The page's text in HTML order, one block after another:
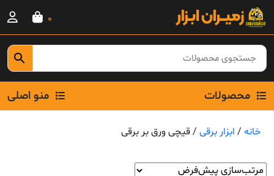
Skip
content
0
محصولات منو اصلی
خانه / ابزار برقی / قیچی ورق بر برقی